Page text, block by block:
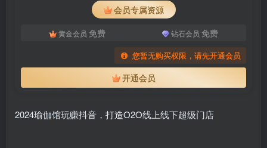
会员专属资源
黄金会员 免费 钻石会员 免费
您暂无购买权限，请先开通会员
开通会员
2024瑜伽馆玩赚抖音，打造O2O线上线下超级门店